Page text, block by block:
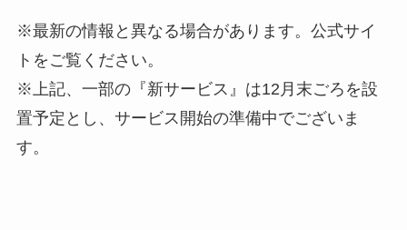
※最新の情報と異なる場合があります。公式サイ
トをご覧ください。
※上記、一部の『新サービス』は12月末ごろを設
置予定とし、サービス開始の準備中でございま
す。